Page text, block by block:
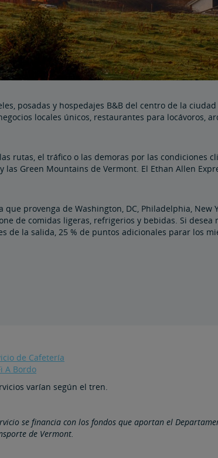
posadas y hospedajes B&B del centro de la
locales únicos, restaurantes para locávoros,
rutas, el tráfico o las demoras por las condiciones
las Green Mountains de Vermont. El Ethan Allen
provenga de Washington, DC, Philadelphia,
de comidas ligeras, refrigerios y bebidas. Si
la salida, 25 % de puntos adicionales parar los
de Cafetería
A Bordo
varían según el tren.
se financia con los fondos que aportan el
de Vermont.